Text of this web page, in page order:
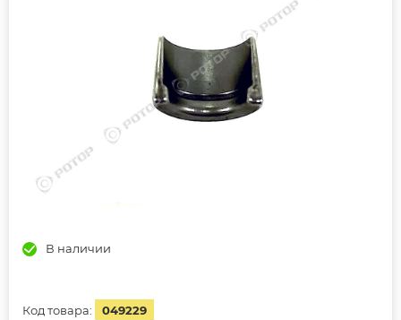
В наличии
Код товара: 049229